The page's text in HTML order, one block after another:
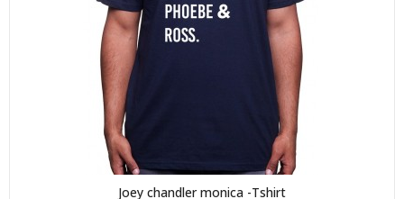
Joey chandler monica -Tshirt